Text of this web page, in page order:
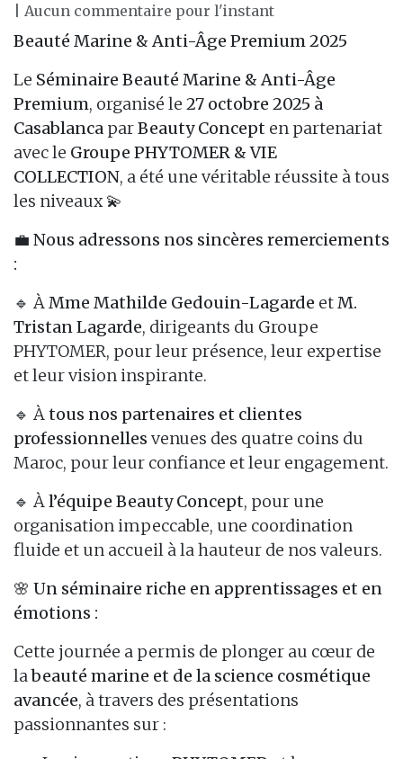
| Aucun commentaire pour l'instant
Beauté Marine &​ Anti-Âge Premium 2025
Le Séminaire Beauté Marine & Anti-Âge
Premium, organisé le 27 octobre 2025 à
Casablanca parBeauty Concept en partenariat
avec le Groupe PHYTOMER & VIE
COLLECTION, a été une véritable réussite à tous
les niveaux 💫
💼 Nous adressons nos sincères remerciements
:
🔹 ÀMme Mathilde Gedouin-Lagarde etM.
Tristan Lagarde, dirigeants du Groupe
PHYTOMER, pour leur présence, leur expertise
et leur vision inspirante.
🔹 Àtous nos partenaires et clientes
professionnelles venues des quatre coins du
Maroc, pour leur confiance et leur engagement.
🔹 Àl’équipe Beauty Concept, pour une
organisation impeccable, une coordination
fluide et un accueil à la hauteur de nos valeurs.
🌸 Un séminaire riche en apprentissages et en
émotions :
Cette journée a permis de plonger au cœur de
labeauté marine et de la science cosmétique
avancée, à travers des présentations
passionnantes sur :